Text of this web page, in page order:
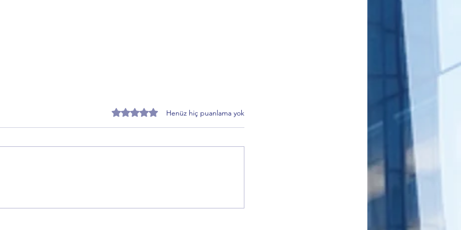
Üye Vurgusu
Süreci Açıklaması
5 üzerinden 0 yıldızHenüz hiç puanlama yok